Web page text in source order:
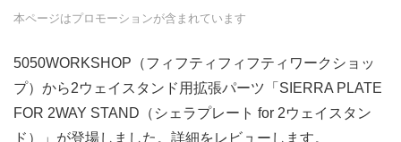
本ページはプロモーションが含まれています
5050WORKSHOP（フィフティフィフティワークショッ
プ）から2ウェイスタンド用拡張パーツ「SIERRA PLATE
FOR 2WAY STAND（シェラプレート for 2ウェイスタン
ド）」が登場しました。詳細をレビューします。